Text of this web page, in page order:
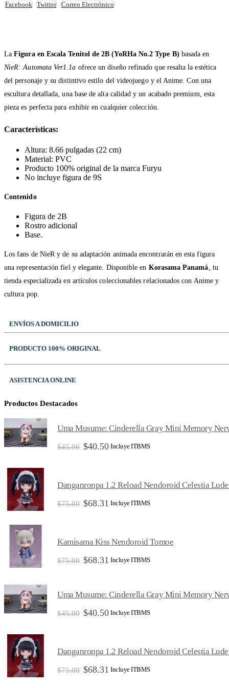
Facebook Twitter Correo Electrónico
LaFigura en Escala Tenitol de 2B (YoRHa No.2 Type B) basada en
NieR: Automata Ver1.1a ofrece un diseño refinado que resalta la estética
del personaje y su distintivo estilo del videojuego y el Anime. Con una
escultura detallada, una base de alta calidad y un acabado premium, esta
pieza es perfecta para exhibir en cualquier colección.
Características:
Altura: 8.66 pulgadas (22 cm)
Material: PVC
Producto 100% original de la marca Furyu
No incluye figura de 9S
Contenido
Figura de 2B
Rostro adicional
Base.
Los fans de NieR y de su adaptación animada encontrarán en esta figura
una representación fiel y elegante. Disponible en Korasama Panamá , tu
tienda especializada en artículos coleccionables relacionados con Anime y
cultura pop.
ENVÍOS A DOMICILIO
PRODUCTO 100% ORIGINAL
ASISTENCIA ONLINE
Productos Destacados
Uma Musume: Cinderella Gray Mini Memory
$45.00 El
$45.00.
$40.50El
$40.50.
Incluye ITBMS
Danganronpa 1.2 Reload Nendoroid Celestia
$75.00 El
$75.00.
$68.31 El
$68.31.
Incluye ITBMS
Kamisama Kiss Nendoroid Tomoe
$75.00 El
$75.00.
$68.31 El
$68.31.
Incluye ITBMS
Uma Musume: Cinderella Gray Mini Memory
$45.00 El
$45.00.
$40.50El
$40.50.
Incluye ITBMS
Danganronpa 1.2 Reload Nendoroid Celestia
$75.00 El
$68.31 El
Incluye ITBMS